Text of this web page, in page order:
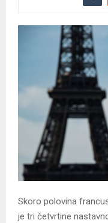
Skoro polovina
je tri četvrtine